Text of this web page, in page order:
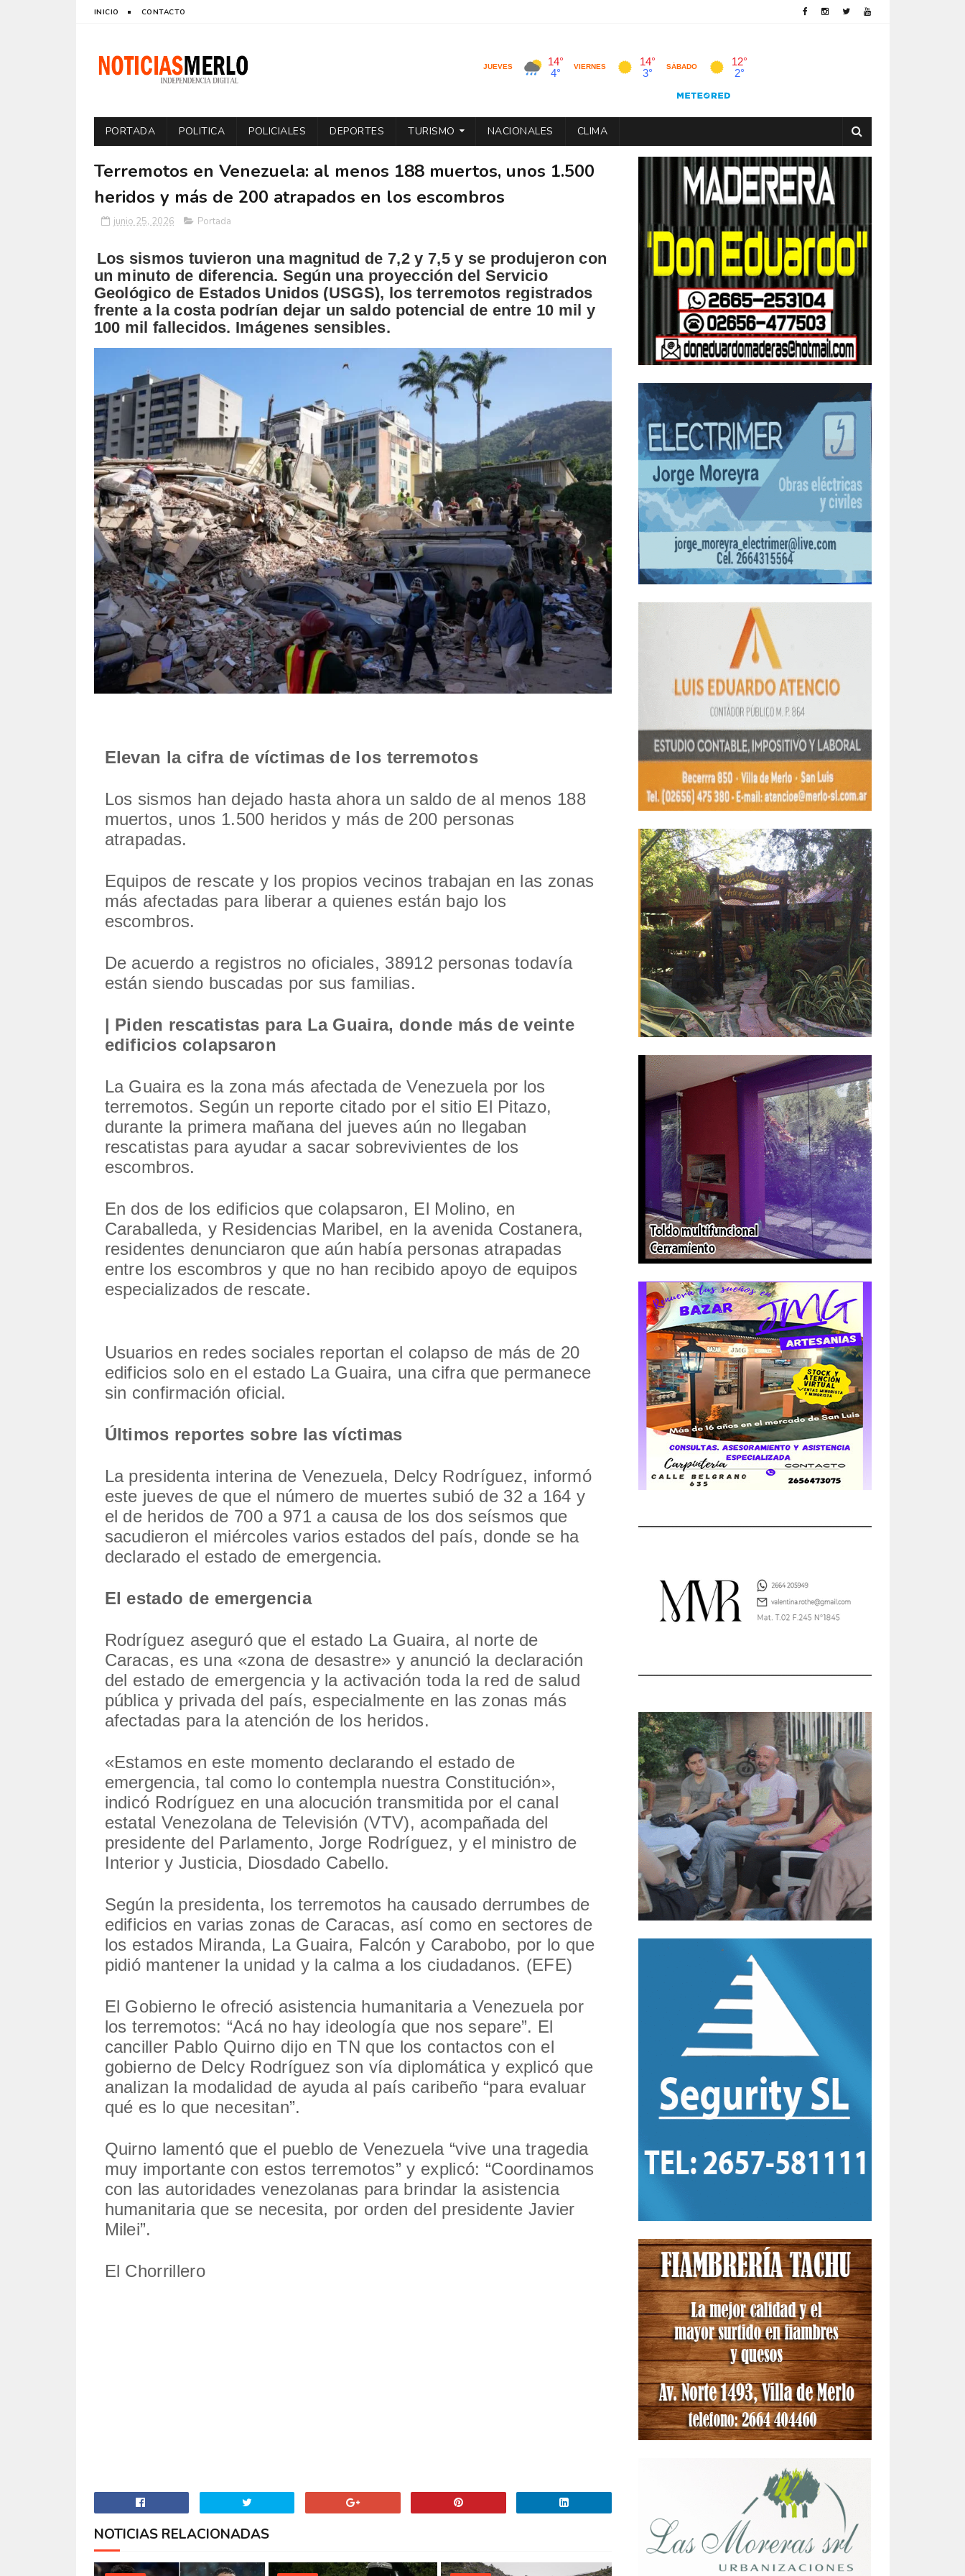
INICIO CONTACTO
PORTADA POLITICA POLICIALES DEPORTES TURISMO NACIONALES CLIMA
Terremotos en Venezuela: al menos 188 muertos, unos 1.500
heridos y más de 200 atrapados en los escombros
junio 25, 2026 Portada
Los sismos tuvieron una magnitud de 7,2 y 7,5 y se produjeron con
un minuto de diferencia. Según una proyección del Servicio
Geológico de Estados Unidos (USGS), los terremotos registrados
frente a la costa podrían dejar un saldo potencial de entre 10 mil y
100 mil fallecidos. Imágenes sensibles.
Elevan la cifra de víctimas de los terremotos
Los sismos han dejado hasta ahora un saldo de al menos 188
muertos, unos 1.500 heridos y más de 200 personas
atrapadas.
Equipos de rescate y los propios vecinos trabajan en las zonas
más afectadas para liberar a quienes están bajo los
escombros.
De acuerdo a registros no oficiales, 38912 personas todavía
están siendo buscadas por sus familias.
| Piden rescatistas para La Guaira, donde más de veinte
edificios colapsaron
La Guaira es la zona más afectada de Venezuela por los
terremotos. Según un reporte citado por el sitio El Pitazo,
durante la primera mañana del jueves aún no llegaban
rescatistas para ayudar a sacar sobrevivientes de los
escombros.
En dos de los edificios que colapsaron, El Molino, en
Caraballeda, y Residencias Maribel, en la avenida Costanera,
residentes denunciaron que aún había personas atrapadas
entre los escombros y que no han recibido apoyo de equipos
especializados de rescate.
Usuarios en redes sociales reportan el colapso de más de 20
edificios solo en el estado La Guaira, una cifra que permanece
sin confirmación oficial.
Últimos reportes sobre las víctimas
La presidenta interina de Venezuela, Delcy Rodríguez, informó
este jueves de que el número de muertes subió de 32 a 164 y
el de heridos de 700 a 971 a causa de los dos seísmos que
sacudieron el miércoles varios estados del país, donde se ha
declarado el estado de emergencia.
El estado de emergencia
Rodríguez aseguró que el estado La Guaira, al norte de
Caracas, es una «zona de desastre» y anunció la declaración
del estado de emergencia y la activación toda la red de salud
pública y privada del país, especialmente en las zonas más
afectadas para la atención de los heridos.
«Estamos en este momento declarando el estado de
emergencia, tal como lo contempla nuestra Constitución»,
indicó Rodríguez en una alocución transmitida por el canal
estatal Venezolana de Televisión (VTV), acompañada del
presidente del Parlamento, Jorge Rodríguez, y el ministro de
Interior y Justicia, Diosdado Cabello.
Según la presidenta, los terremotos ha causado derrumbes de
edificios en varias zonas de Caracas, así como en sectores de
los estados Miranda, La Guaira, Falcón y Carabobo, por lo que
pidió mantener la unidad y la calma a los ciudadanos. (EFE)
El Gobierno le ofreció asistencia humanitaria a Venezuela por
los terremotos: “Acá no hay ideología que nos separe”. El
canciller Pablo Quirno dijo en TN que los contactos con el
gobierno de Delcy Rodríguez son vía diplomática y explicó que
analizan la modalidad de ayuda al país caribeño “para evaluar
qué es lo que necesitan”.
Quirno lamentó que el pueblo de Venezuela “vive una tragedia
muy importante con estos terremotos” y explicó: “Coordinamos
con las autoridades venezolanas para brindar la asistencia
humanitaria que se necesita, por orden del presidente Javier
Milei”.
El Chorrillero
NOTICIAS RELACIONADAS